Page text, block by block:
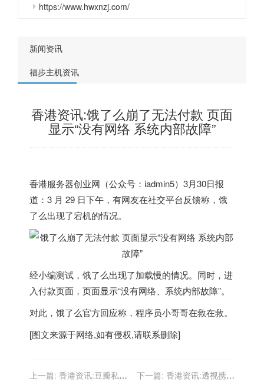
https://www.hwxnzj.com/
新闻资讯
福步主机资讯
香港资讯:饿了么崩了无法付款 页面
显示“没有网络 系统内部故障”
香港服务器创业网（公众号：iadmin5）3月30日报
道：3 月 29 日下午，有网友在社交平台反馈称，饿
了么出现了宕机的情况。
经小编测试，饿了么出现了加载慢的情况。同时，进
入付款页面，页面显示“没有网络、系统内部故障”。
对此，饿了么官方回应称，程序员小哥哥在救在救。
[图文来源于网络,如有侵权,请联系删除]
上一篇: 香港资讯:豆瓣私密
下一篇: 香港资讯:透视携程